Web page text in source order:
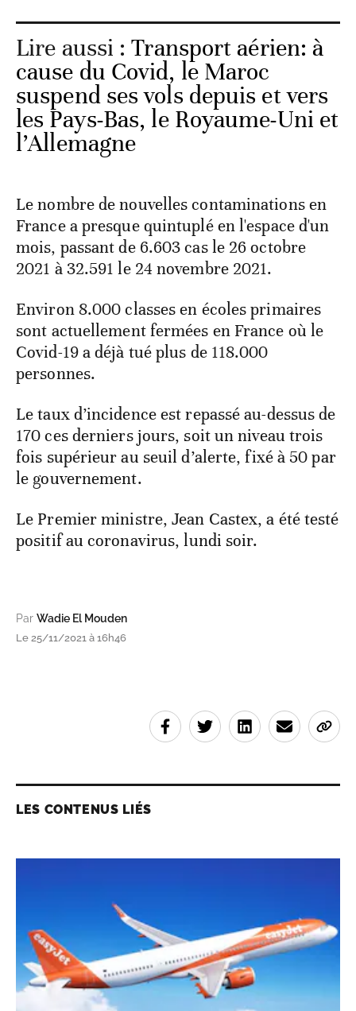
Lire aussi :Transport aérien: à
cause du Covid, le Maroc
suspend ses vols depuis et vers
les Pays-Bas, le Royaume-Uni et
l’Allemagne
Le nombre de nouvelles contaminations en
France a presque quintuplé en l'espace d'un
mois, passant de 6.603 cas le 26 octobre
2021 à 32.591 le 24 novembre 2021.
Environ 8.000 classes en écoles primaires
sont actuellement fermées en France où le
Covid-19 a déjà tué plus de 118.000
personnes.
Le taux d’incidence est repassé au-dessus de
170 ces derniers jours, soit un niveau trois
fois supérieur au seuil d’alerte, fixé à 50 par
le gouvernement.
Le Premier ministre, Jean Castex, a été testé
positif au coronavirus, lundi soir.
Par Wadie El Mouden
Le 25/11/2021 à 16h46
LES CONTENUS LIÉS